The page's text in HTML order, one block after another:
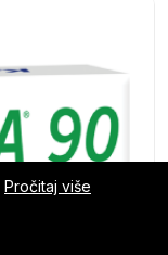
Pročitaj više